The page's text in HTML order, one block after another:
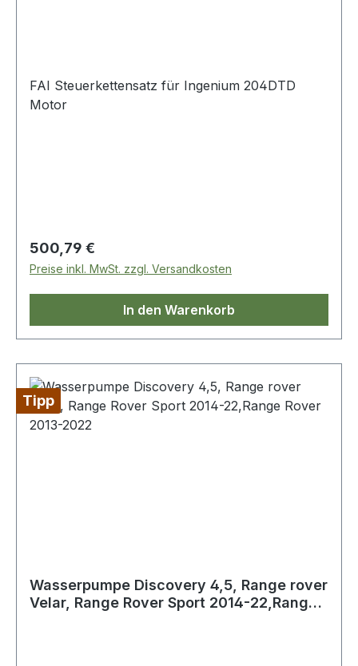
FAI Steuerkettensatz für Ingenium 204DTD
Motor
Regulärer Preis:
500,79 €
Preise inkl. MwSt. zzgl. Versandkosten
In den Warenkorb
Tipp
Wasserpumpe Discovery 4,5, Range rover
Velar, Range Rover Sport 2014-22,Range